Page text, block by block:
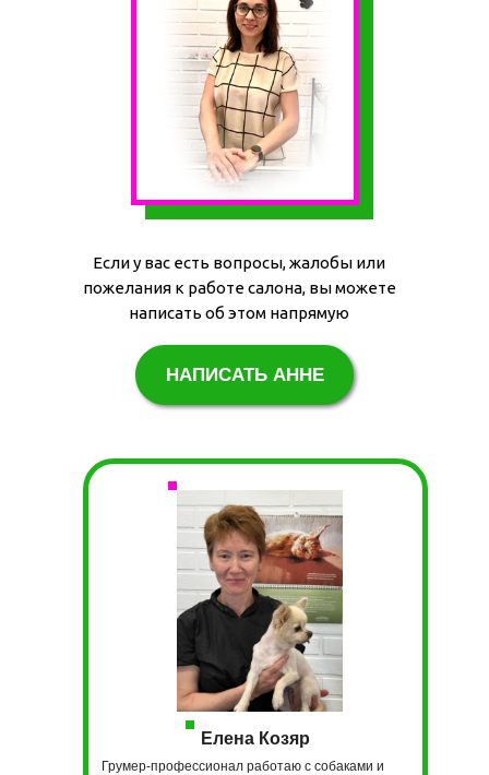
НАПИСАТЬ АННЕ
Если у вас есть вопросы, жалобы или
пожелания к работе салона, вы можете
написать об этом напрямую
Елена Козяр
Грумер-профессионал работаю с собаками и